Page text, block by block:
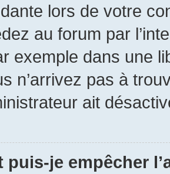
lors de votre
au forum par
exemple dans une
n’arrivez pas à
ait
puis-je empêcher